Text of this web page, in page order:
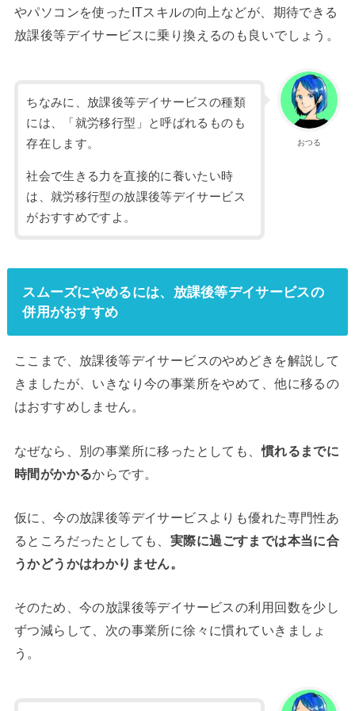
やパソコンを使ったITスキルの向上などが、期待できる
放課後等デイサービスに乗り換えるのも良いでしょう。
おつる
ちなみに、放課後等デイサービスの種類
には、「就労移行型」と呼ばれるものも
存在します。
社会で生きる力を直接的に養いたい時
は、就労移行型の放課後等デイサービス
がおすすめですよ。
スムーズにやめるには、放課後等デイサービスの
併用がおすすめ
ここまで、放課後等デイサービスのやめどきを解説して
きましたが、いきなり今の事業所をやめて、他に移るの
はおすすめしません。
なぜなら、別の事業所に移ったとしても、慣れるまでに
時間がかかるからです。
仮に、今の放課後等デイサービスよりも優れた専門性あ
るところだったとしても、 実際に過ごすまでは本当に合
うかどうかはわかりません。
そのため、今の放課後等デイサービスの利用回数を少し
ずつ減らして、次の事業所に徐々に慣れていきましょ
う。